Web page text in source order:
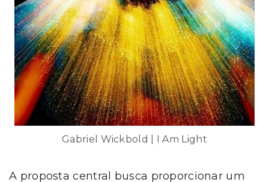
Gabriel Wickbold | I Am Light
A proposta central busca proporcionar um